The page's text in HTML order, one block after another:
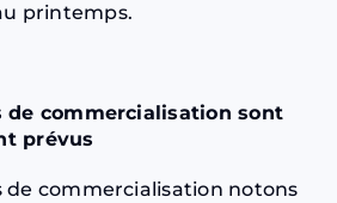
printemps.
de commercialisation sont
prévus
de commercialisation notons